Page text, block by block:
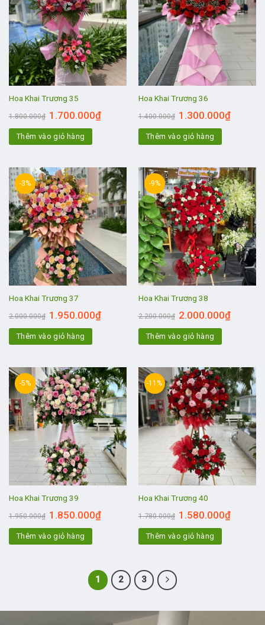
Hoa Khai Trương 35
1.800.000₫ 1.700.000₫
Thêm vào giỏ hàng
Hoa Khai Trương 36
1.400.000₫ 1.300.000₫
Thêm vào giỏ hàng
-3%
Hoa Khai Trương 37
2.000.000₫ 1.950.000₫
Thêm vào giỏ hàng
-9%
Hoa Khai Trương 38
2.200.000₫ 2.000.000₫
Thêm vào giỏ hàng
-5%
Hoa Khai Trương 39
1.950.000₫ 1.850.000₫
Thêm vào giỏ hàng
-11%
Hoa Khai Trương 40
1.780.000₫ 1.580.000₫
Thêm vào giỏ hàng
1 2 3